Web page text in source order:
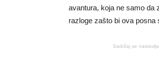
avantura, koja ne samo da
razloge zašto bi ova posna
Sadržaj se